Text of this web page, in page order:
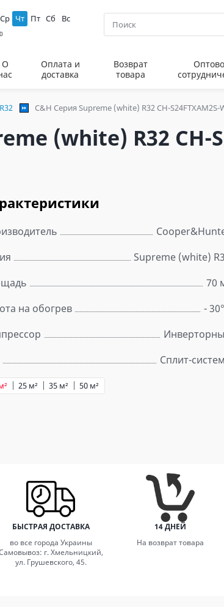
Ср Чт Пт Сб Вс
О
Оплата и
доставка
Возврат
товара
C&H Серия Supreme (white) R32 CH-S24FTXAM2S-
(white) R32 CH-
Supreme (white)
70
на обогрев
-
Сплит-
25 м² 35 м² 50 м²
БЫСТРАЯ ДОСТАВКА
во все города Украины
г. Хмельницкий,
ул. Грушевского, 45.
14 ДНЕЙ
На возврат товара